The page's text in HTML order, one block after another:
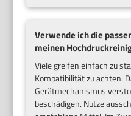
Verwende ich die
meinen
Viele greifen einfach zu
Kompatibilität zu achten.
Gerätmechanismus
beschädigen. Nutze